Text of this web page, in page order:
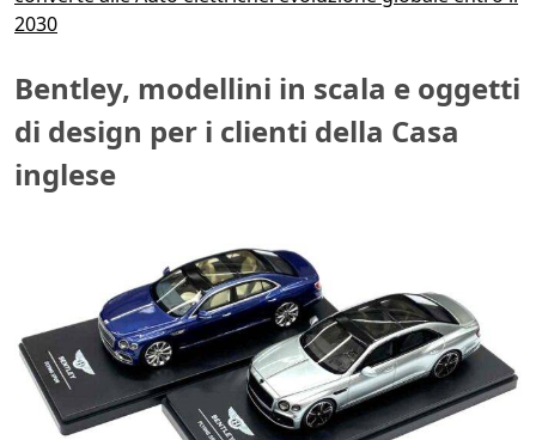
2030
Bentley, modellini in scala e oggetti
di design per i clienti della Casa
inglese